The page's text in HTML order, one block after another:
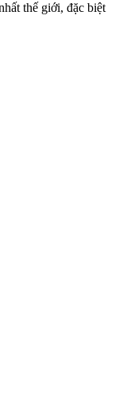
thế giới, đặc biệt